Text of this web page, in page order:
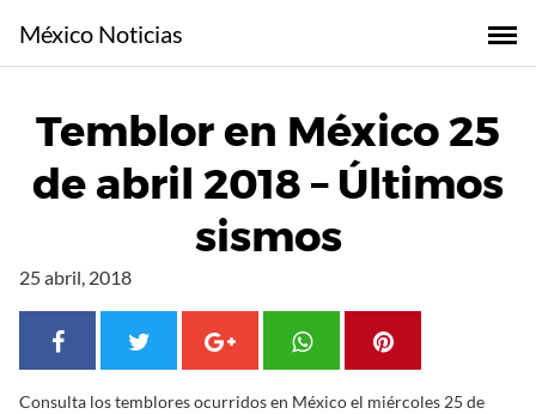
l
México Noticias
Temblor en México 25
de abril 2018 – Últimos
sismos
25 abril, 2018
Consulta los temblores ocurridos en México el miércoles 25 de